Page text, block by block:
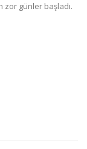
zor günler başladı.